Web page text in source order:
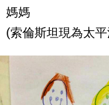
媽媽
(索倫斯坦現為太